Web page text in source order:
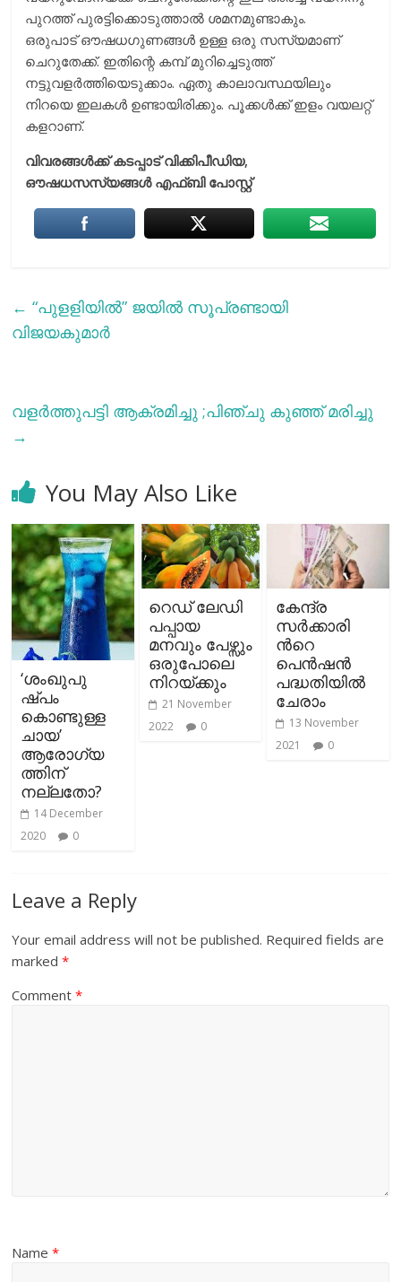
പുറത്ത് പുരട്ടിക്കൊടുത്താൽ ശമനമുണ്ടാകും.
ഒരുപാട് ഔഷധഗുണങ്ങൾ ഉള്ള ഒരു സസ്യമാണ്
ചെറുതേക്ക്. ഇതിന്റെ കമ്പ് മുറിച്ചെടുത്ത്
നട്ടുവളർത്തിയെടുക്കാം. ഏതു കാലാവസ്ഥയിലും
നിറയെ ഇലകൾ ഉണ്ടായിരിക്കും. പൂക്കൾക്ക് ഇളം വയലറ്റ്
കളറാണ്.
വിവരങ്ങള്‍ക്ക് കടപ്പാട് വിക്കിപീഡിയ,
ഔഷധസസ്യങ്ങള്‍ എഫ്ബി പോസ്റ്റ്
← “പുളളിയില്‍” ജയില്‍ സൂപ്രണ്ടായി
വിജയകുമാർ
വളര്‍ത്തുപട്ടി ആക്രമിച്ചു ;പിഞ്ചു കുഞ്ഞ് മരിച്ചു
→
You May Also Like
‘ശംഖുപു
ഷ്പം
കൊണ്ടുള്ള
ചായ’
ആരോഗ്യ
ത്തിന്
നല്ലതോ?
14 December
2020
0
റെഡ് ലേഡി
പപ്പായ
മനവും പേഴ്സും
ഒരുപോലെ
നിറയ്ക്കും
21 November
2022
0
കേന്ദ്ര
സർക്കാരി
ന്‍റെ
പെൻഷൻ
പദ്ധതിയില്‍
ചേരാം
13 November
2021
0
Leave a Reply
Your email address will not be published. Required fields are
marked*
Comment*
Name*